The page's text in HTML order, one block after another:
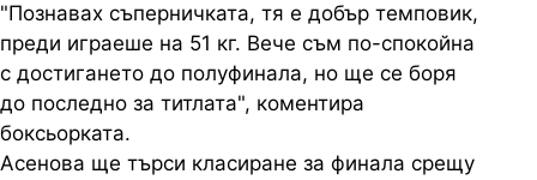
"Познавах съперничката, тя е добър темповик,
преди играеше на 51 кг. Вече съм по-спокойна
с достигането до полуфинала, но ще се боря
до последно за титлата", коментира
боксьорката.
Асенова ще търси класиране за финала срещу